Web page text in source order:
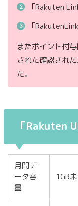
「Rakuten
「RakutenLink
またポイント付
された確認され
た。
「Rakuten
月間デ
ータ容
量
1GB